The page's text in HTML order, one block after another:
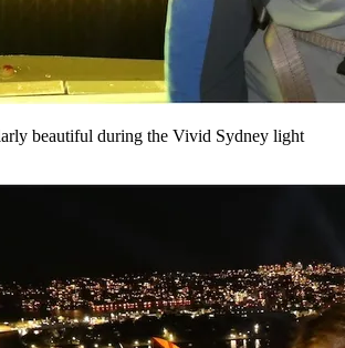
beautiful during the Vivid Sydney light